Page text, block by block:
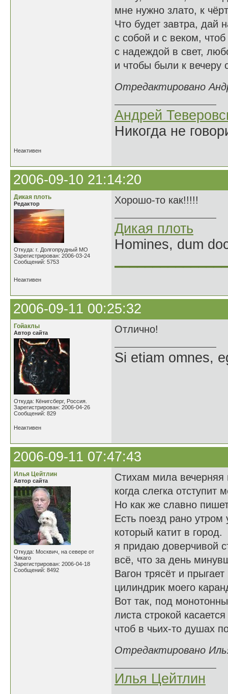
мне нужно злато, к
Что будет завтра, дай
с собой и с веком,
с надеждой в свет,
и чтобы были к вечеру
Отредактировано
Андрей
Никогда не
Неактивен
2006-09-10 21:14:20
Дикая плоть
Редактор
Откуда: г. Долгопрудный МО
Зарегистрирован: 2006-03-24
Сообщений: 5753
Хорошо-то как!!!!!
Дикая плоть
Homines, dum
Неактивен
2006-09-11 00:25:32
Гойаклы
Автор сайта
Откуда: Кёнигсберг, Россия.
Зарегистрирован: 2006-04-26
Сообщений: 829
Отлично!
Si etiam omnes,
Неактивен
2006-09-11 07:47:43
Илья Цейтлин
Автор сайта
Откуда: Москвич, на севере от
Чикаго
Зарегистрирован: 2006-04-18
Сообщений: 8492
Стихам мила вечерняя
когда слегка отступит
Но как же славно
Есть поезд рано утром
который катит в
я придаю доверчивой
всё, что за день
Вагон трясёт и прыгает
цилиндрик моего
Вот так, под
листа строкой
чтоб в чьих-то душах
Отредактировано
Илья Цейтлин